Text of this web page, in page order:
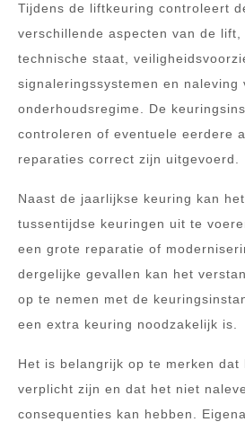
Tijdens de liftkeuring controleert
verschillende aspecten van de lift,
technische staat,
signaleringssystemen en naleving
onderhoudsregime. De
controleren of eventuele eerdere
reparaties correct zijn uitgevoerd.
Naast de jaarlijkse keuring kan
tussentijdse keuringen uit te
een grote reparatie of
dergelijke gevallen kan het
op te nemen met de
een extra keuring noodzakelijk is.
Het is belangrijk op te merken
verplicht zijn en dat het niet
consequenties kan hebben.